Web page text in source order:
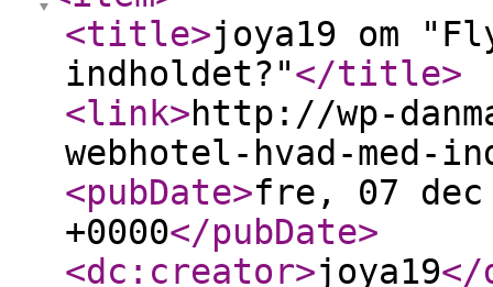
<title>joya19 om
indholdet?"</title>
<link>http://wp-
webhotel-hvad-med-
<pubDate>fre, 07 dec
+0000</pubDate>
<dc:creator>joya19</